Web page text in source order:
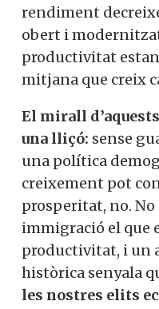
rendiment
obert i
productivitat
mitjana que creix
El mirall
una lliçó: sense
una política
creixement pot
prosperitat, no. No
immigració el que
productivitat, i un
històrica senyala
les nostres elits